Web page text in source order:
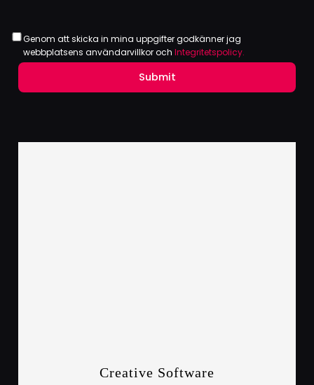
Genom att skicka in mina uppgifter godkänner jag
webbplatsens användarvillkor och Integritetspolicy.